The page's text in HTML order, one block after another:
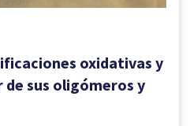
oxidativas y
sus oligómeros y